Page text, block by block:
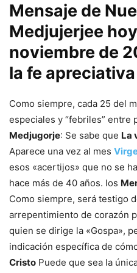
Mensaje de
Medjujerjee
noviembre de
la fe apreciativa
Como siempre, cada 25 del
especiales y “febriles” entre
Medjugorje: Se sabe que La
Aparece una vez al mes
esos «acertijos» que no se
hace más de 40 años. los
Como siempre, será testigo
arrepentimiento de corazón
quien se dirige la «Gospa»,
indicación específica de
Cristo Puede que sea la